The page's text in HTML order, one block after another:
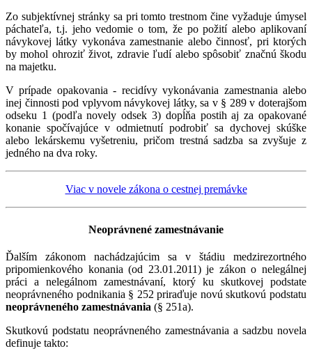
Zo subjektívnej stránky sa pri tomto trestnom čine vyžaduje úmysel
páchateľa, t.j. jeho vedomie o tom, že po požití alebo aplikovaní
návykovej látky vykonáva zamestnanie alebo činnosť, pri ktorých
by mohol ohroziť život, zdravie ľudí alebo spôsobiť značnú škodu
na majetku.
V prípade opakovania - recidívy vykonávania zamestnania alebo
inej činnosti pod vplyvom návykovej látky, sa v § 289 v doterajšom
odseku 1 (podľa novely odsek 3) dopĺňa postih aj za opakované
konanie spočívajúce v odmietnutí podrobiť sa dychovej skúške
alebo lekárskemu vyšetreniu, pričom trestná sadzba sa zvyšuje z
jedného na dva roky.
Viac v novele zákona o cestnej premávke
Neoprávnené zamestnávanie
Ďalším zákonom nachádzajúcim sa v štádiu medzirezortného
pripomienkového konania (od 23.01.2011) je zákon o nelegálnej
práci a nelegálnom zamestnávaní, ktorý ku skutkovej podstate
neoprávneného podnikania § 252 priraďuje novú skutkovú podstatu
neoprávneného zamestnávania (§ 251a).
Skutkovú podstatu neoprávneného zamestnávania a sadzbu novela
definuje takto: